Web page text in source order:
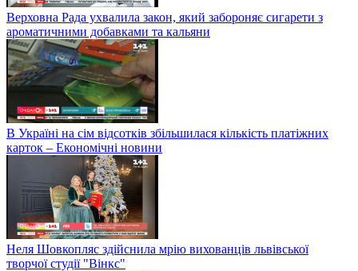
Верховна Рада ухвалила закон, який забороняє сигарети з
ароматичними добавками та кальяни
В Україні на сім відсотків збільшилася кількість платіжних
карток – Економічні новини
Неля Шовкопляс здійснила мрію вихованців львівської
творчої студії "Вінкс"